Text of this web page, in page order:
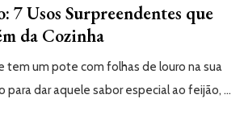
7 Usos Surpreendentes que
da Cozinha
tem um pote com folhas de louro na sua
para dar aquele sabor especial ao feijão, …